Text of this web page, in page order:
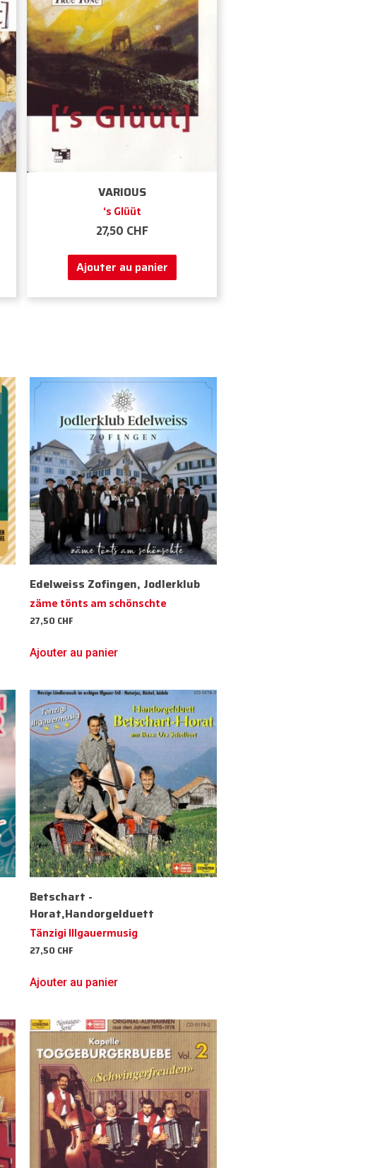
VARIOUS
‘s Glüüt
27,50 CHF
Ajouter au panier
Edelweiss Zofingen, Jodlerklub
zäme tönts am schönschte
27,50CHF
Ajouter au panier
Betschart -
Horat,Handorgelduett
Tänzigi Illgauermusig
27,50CHF
Ajouter au panier